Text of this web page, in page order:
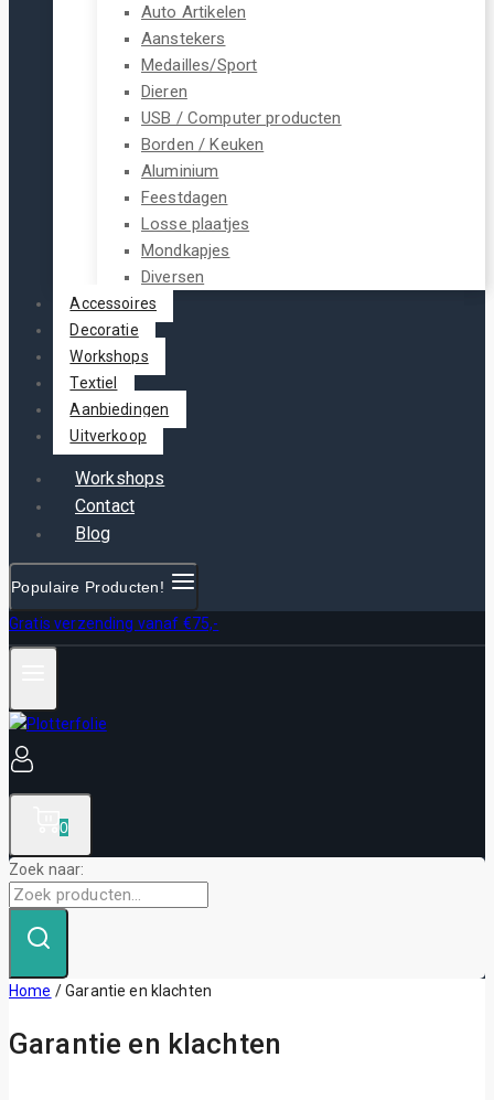
Auto Artikelen
Aanstekers
Medailles/Sport
Dieren
USB / Computer producten
Borden / Keuken
Aluminium
Feestdagen
Losse plaatjes
Mondkapjes
Diversen
Accessoires
Decoratie
Workshops
Textiel
Aanbiedingen
Uitverkoop
Workshops
Contact
Blog
Populaire Producten!
Gratis verzending vanaf €75,-
0
Zoek naar:
Home /Garantie en klachten
Garantie en klachten